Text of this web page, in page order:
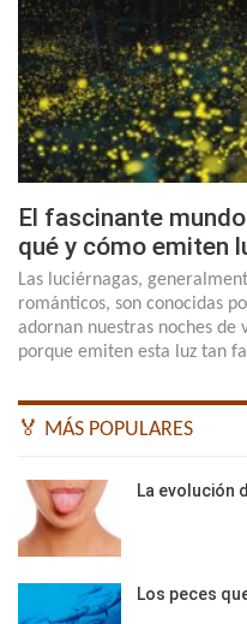
El fascinante
qué y cómo emiten
Las luciérnagas,
románticos, son conocidas
adornan nuestras noches de
porque emiten esta luz tan
🏅 MÁS POPULARES
La evolución
Los peces